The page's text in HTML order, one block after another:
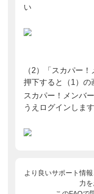
い
（2）「スカパー
押下すると（1）の
スカパー！メンバ
うえログインします
より良いサポート情
力を